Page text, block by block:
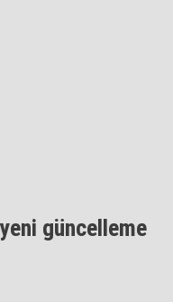
güncelleme